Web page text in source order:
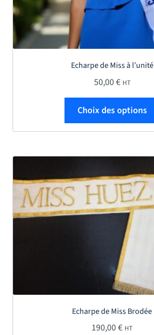
Echarpe de Miss à l’unité
50,00€ HT
Choix des options
Echarpe de Miss Brodée
190,00€ HT